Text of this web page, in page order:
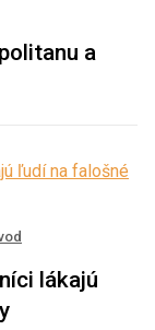
a
lákajú